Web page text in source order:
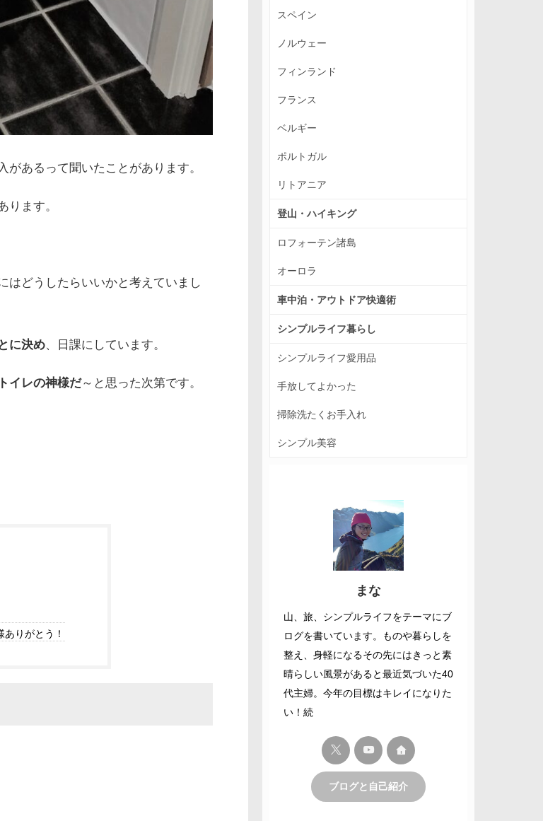
あるって聞いたことがあります。
ります。
はどうしたらいいかと考えていまし
に決め、日課にしています。
トイレの神様だ～と思った次第です。
りがとう！
スペイン
ノルウェー
フィンランド
フランス
ベルギー
ポルトガル
リトアニア
登山・ハイキング
ロフォーテン諸島
オーロラ
車中泊・アウトドア快適術
シンプルライフ暮らし
シンプルライフ愛用品
手放してよかった
掃除洗たくお手入れ
シンプル美容
まな
山、旅、シンプルライフをテーマにブ
ログを書いています。ものや暮らしを
整え、身軽になるその先にはきっと素
晴らしい風景があると最近気づいた40
代主婦。今年の目標はキレイになりた
い！続
ブログと自己紹介